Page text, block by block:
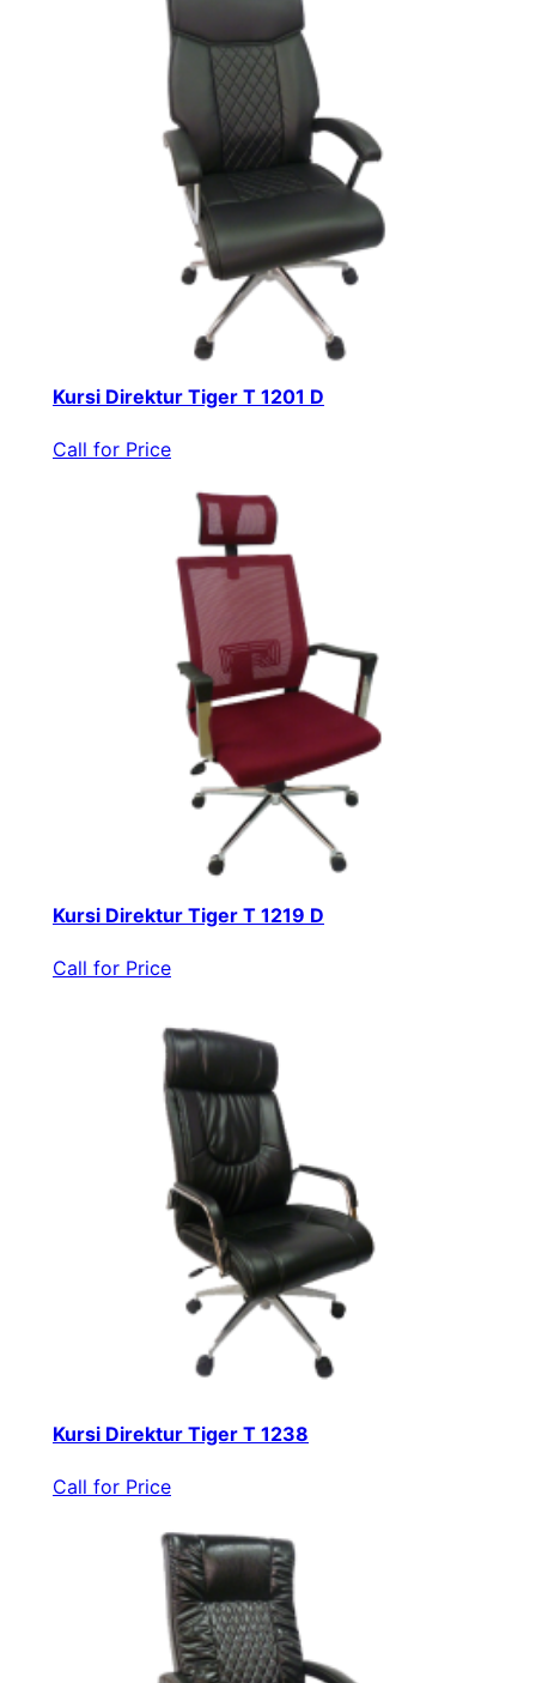
Kursi Direktur Tiger T 1201 D
Call for Price
Kursi Direktur Tiger T 1219 D
Call for Price
Kursi Direktur Tiger T 1238
Call for Price